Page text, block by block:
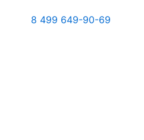
8 499 649-90-69